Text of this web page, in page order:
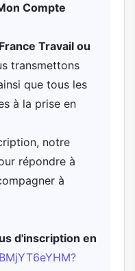
Compte
Travail ou
transmettons
que tous les
à la prise en
notre
répondre à
à
d'inscription en